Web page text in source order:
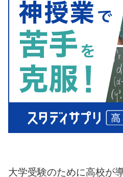
大学受験のために高校が